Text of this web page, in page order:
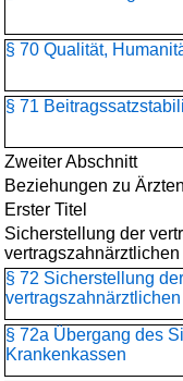
§ 70 Qualität,
§ 71
Zweiter Abschnitt
Beziehungen zu
Erster Titel
Sicherstellung der
§ 72 Sicherstellung
§ 72a Übergang des
Krankenkassen